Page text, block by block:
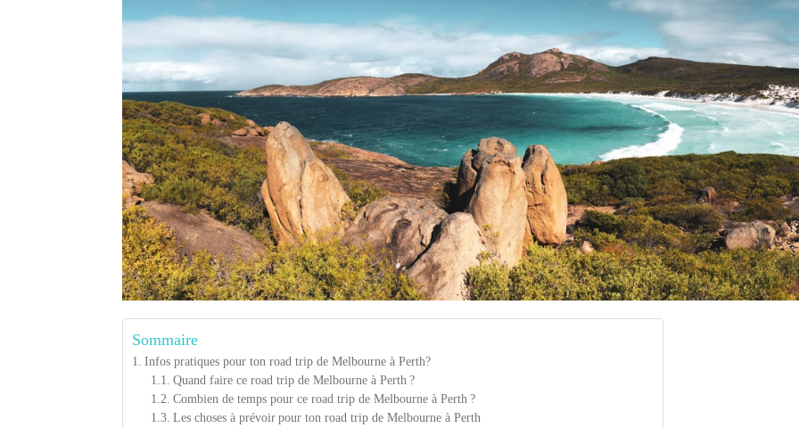
Sommaire
Infos pratiques pour ton road trip de Melbourne à Perth?
Quand faire ce road trip de Melbourne à Perth ?
Combien de temps pour ce road trip de Melbourne à Perth ?
Les choses à prévoir pour ton road trip de Melbourne à Perth